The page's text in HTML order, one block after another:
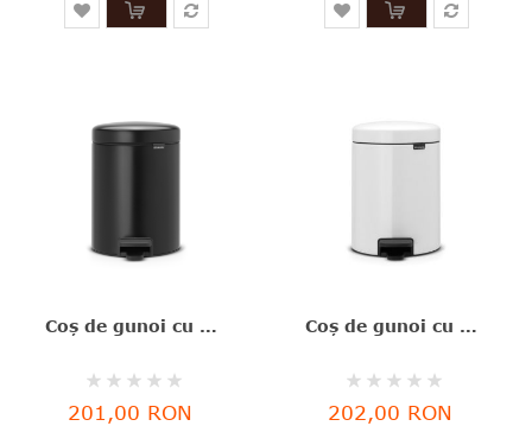
Coş de gunoi cu pedală, negru, inox, 5 l, NewIcon, Brabantia - 8710755112928
Rating:
0%
201,00 RON
Coş de gunoi cu pedală, alb, inox, 5 l, NewIcon, Brabantia - 8710755112065
Rating:
0%
202,00 RON